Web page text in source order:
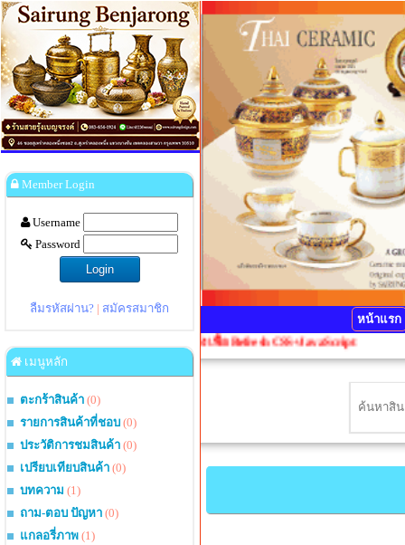
Member Login
Username
Password
ลืมรหัสผ่าน? | สมัครสมาชิก
เมนูหลัก
ตะกร้าสินค้า (0)
รายการสินค้าที่ชอบ (0)
ประวัติการชมสินค้า (0)
เปรียบเทียบสินค้า (0)
บทความ (1)
ถาม-ตอบ ปัญหา (0)
แกลอรี่ภาพ (1)
หน้าแรก
รุณากดปุ่ม Ctrl+F5 1 ครั้งเพื่อ Refresh CSS+JavaScript